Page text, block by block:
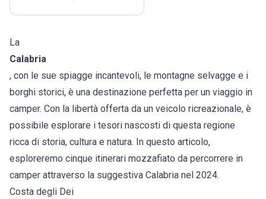
La
Calabria
, con le sue spiagge incantevoli, le montagne selvagge e i
borghi storici, è una destinazione perfetta per un viaggio in
camper. Con la libertà offerta da un veicolo ricreazionale, è
possibile esplorare i tesori nascosti di questa regione
ricca di storia, cultura e natura. In questo articolo,
esploreremo cinque itinerari mozzafiato da percorrere in
camper attraverso la suggestiva Calabria nel 2024.
Costa degli Dei